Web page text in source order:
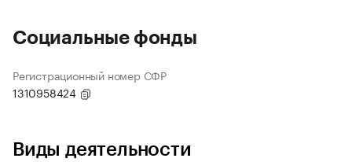
Социальные фонды
Регистрационный номер СФР
1310958424
Виды деятельности